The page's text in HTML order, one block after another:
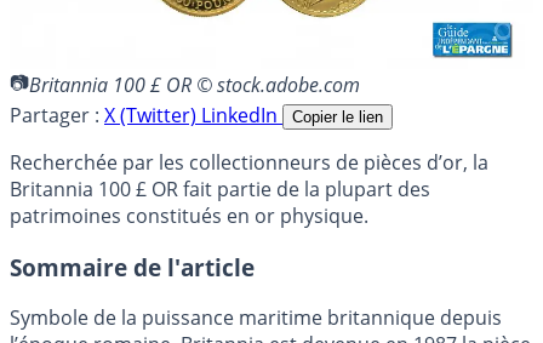
Britannia 100 £ OR © stock.adobe.com
Partager : X (Twitter) LinkedIn Copier le lien
Recherchée par les collectionneurs de pièces d’or, la
Britannia 100 £ OR fait partie de la plupart des
patrimoines constitués en or physique.
Sommaire de l'article
Symbole de la puissance maritime britannique depuis